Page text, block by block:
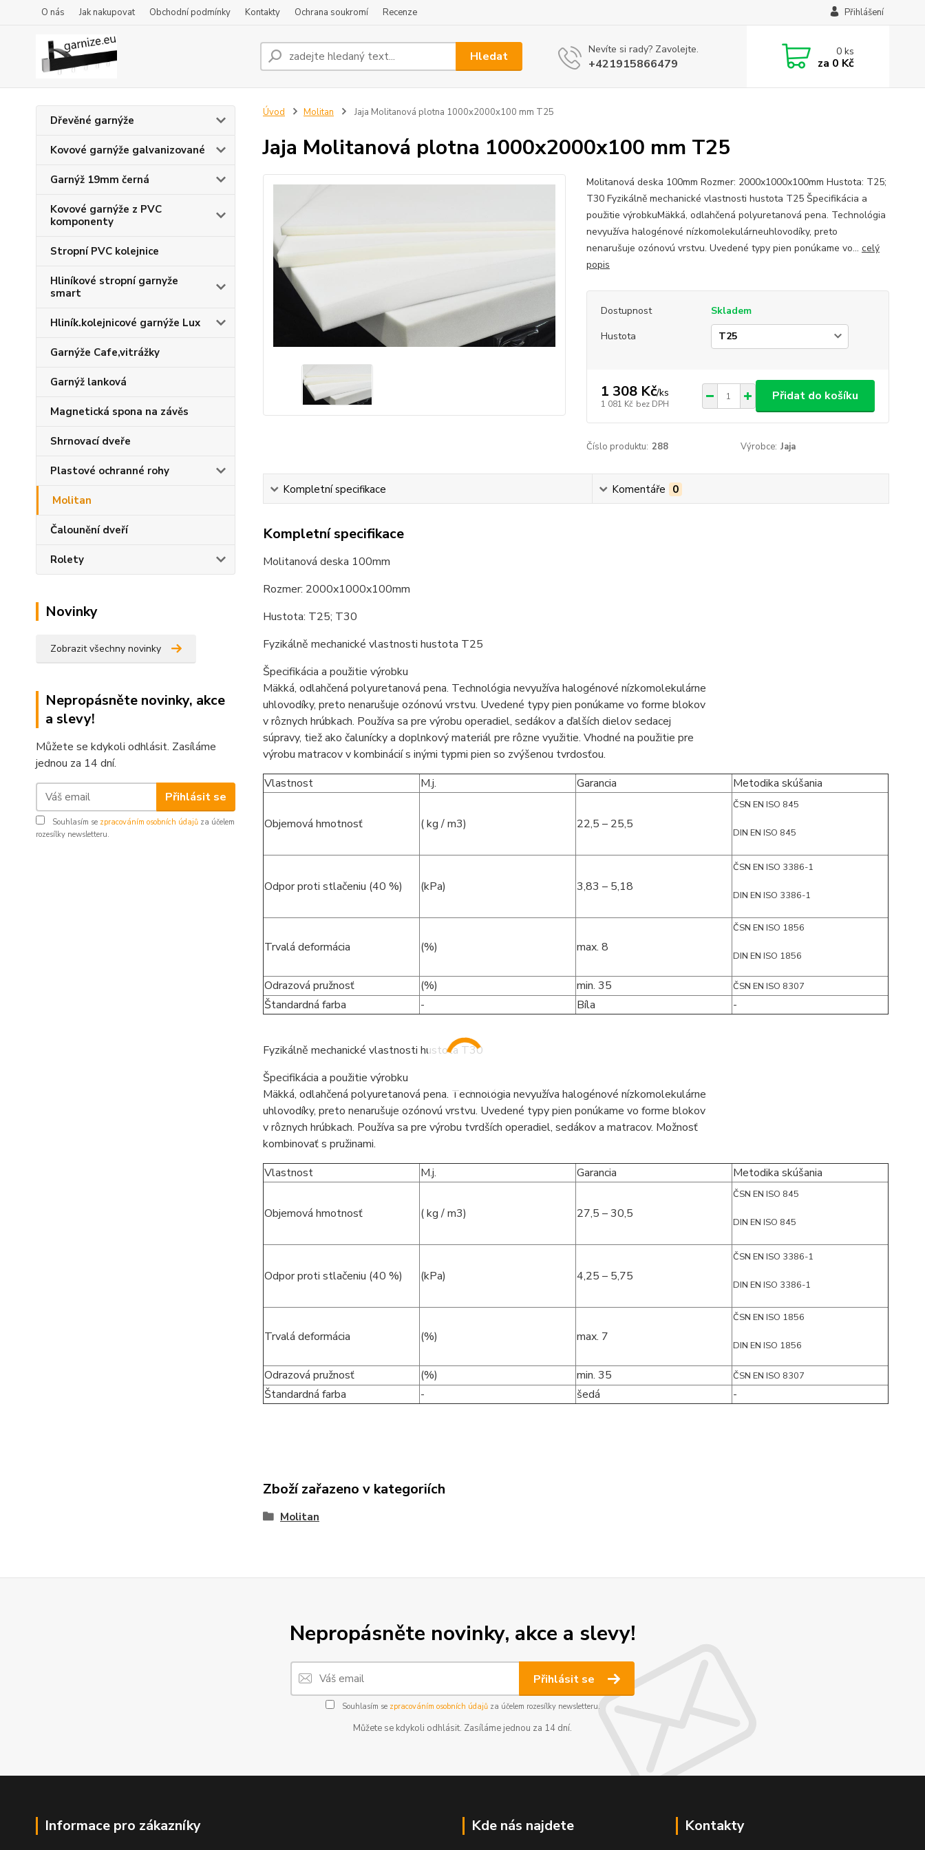
O nás Jak nakupovat Obchodní podmínky Kontakty Ochrana soukromí Recenze Přihlášení
Hledat Nevíte si rady? Zavolejte.
+421915866479
0ks
za 0 Kč
Dřevěné garnýže
Kovové garnýže galvanizované
Garnýž 19mm černá
Kovové garnýže z PVC
komponenty
Stropní PVC kolejnice
Hliníkové stropní garnyže
smart
Hliník.kolejnicové garnýže Lux
Garnýže Cafe,vitrážky
Garnýž lanková
Magnetická spona na závěs
Shrnovací dveře
Plastové ochranné rohy
Molitan
Čalounění dveří
Rolety
Novinky
Zobrazit všechny novinky
Nepropásněte novinky, akce
a slevy!
Můžete se kdykoli odhlásit. Zasíláme
jednou za 14 dní.
Přihlásit se
Souhlasím se zpracováním osobních údajů za účelem
rozesílky newsletteru.
Úvod Molitan Jaja Molitanová plotna 1000x2000x100 mm T25
Jaja Molitanová plotna 1000x2000x100 mm T25
Molitanová deska 100mm Rozmer: 2000x1000x100mm Hustota: T25;
T30 Fyzikálně mechanické vlastnosti hustota T25 Špecifikácia a
použitie výrobkuMäkká, odlahčená polyuretanová pena. Technológia
nevyužíva halogénové nízkomolekulárneuhlovodíky, preto
nenarušuje ozónovú vrstvu. Uvedené typy pien ponúkame vo... celý
popis
Dostupnost
Skladem
Hustota
1 308 Kč/ks
1 081 Kč bez DPH
Přidat do košíku
Číslo produktu: 288 Výrobce: Jaja
Kompletní specifikace Komentáře 0
Kompletní specifikace
Molitanová deska 100mm
Rozmer: 2000x1000x100mm
Hustota: T25; T30
Fyzikálně mechanické vlastnosti hustota T25
Špecifikácia a použitie výrobku
Mäkká, odlahčená polyuretanová pena. Technológia nevyužíva halogénové nízkomolekulárne
uhlovodíky, preto nenarušuje ozónovú vrstvu. Uvedené typy pien ponúkame vo forme blokov
v rôznych hrúbkach. Používa sa pre výrobu operadiel, sedákov a ďalších dielov sedacej
súpravy, tiež ako čalunícky a doplnkový materiál pre rôzne využitie. Vhodné na použitie pre
výrobu matracov v kombinácií s inými typmi pien so zvýšenou tvrdosťou.
Vlastnost
M.j. Garancia Metodika skúšania
Objemová hmotnosť ( kg / m3) 22,5 – 25,5
ČSN EN ISO 845
DIN EN ISO 845
Odpor proti stlačeniu (40 %) (kPa) 3,83 – 5,18
ČSN EN ISO 3386-1
DIN EN ISO 3386-1
Trvalá deformácia (%) max. 8
ČSN EN ISO 1856
DIN EN ISO 1856
Odrazová pružnosť (%) min. 35 ČSN EN ISO 8307
Štandardná farba - Bíla -
Fyzikálně mechanické vlastnosti hustota T30
Špecifikácia a použitie výrobku
Mäkká, odlahčená polyuretanová pena. Technológia nevyužíva halogénové nízkomolekulárne
uhlovodíky, preto nenarušuje ozónovú vrstvu. Uvedené typy pien ponúkame vo forme blokov
v rôznych hrúbkach. Používa sa pre výrobu tvrdších operadiel, sedákov a matracov. Možnosť
kombinovať s pružinami.
Vlastnost
M.j. Garancia Metodika skúšania
Objemová hmotnosť ( kg / m3) 27,5 – 30,5
ČSN EN ISO 845
DIN EN ISO 845
Odpor proti stlačeniu (40 %) (kPa) 4,25 – 5,75
ČSN EN ISO 3386-1
DIN EN ISO 3386-1
Trvalá deformácia (%) max. 7
ČSN EN ISO 1856
DIN EN ISO 1856
Odrazová pružnosť (%) min. 35 ČSN EN ISO 8307
Štandardná farba - šedá -
Zboží zařazeno v kategoriích
Molitan
Nepropásněte novinky, akce a slevy!
Přihlásit se
Souhlasím se zpracováním osobních údajůza účelem rozesílky newsletteru.
Můžete se kdykoli odhlásit. Zasíláme jednou za 14 dní.
Informace pro zákazníky Kde nás najdete Kontakty